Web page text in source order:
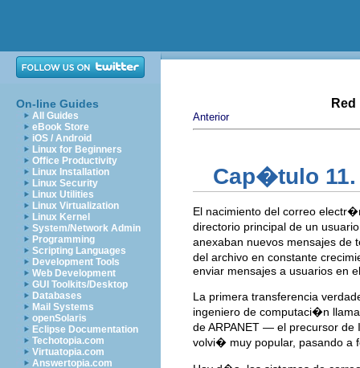
On-line Guides
All Guides
eBook Store
iOS / Android
Linux for Beginners
Office Productivity
Linux Installation
Linux Security
Linux Utilities
Linux Virtualization
Linux Kernel
System/Network Admin
Programming
Scripting Languages
Development Tools
Web Development
GUI Toolkits/Desktop
Databases
Mail Systems
openSolaris
Eclipse Documentation
Techotopia.com
Virtuatopia.com
Answertopia.com
Anterior
Cap�tulo
El nacimiento del correo
directorio principal de un
anexaban nuevos mensajes de
del archivo en constante
enviar mensajes a usuarios en
La primera transferencia
ingeniero de computaci�n
de ARPANET — el precursor
volvi� muy popular, pasando a